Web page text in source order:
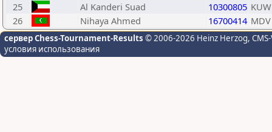
25
Al Kanderi Suad 10300805 KUW
26
Nihaya Ahmed 16700414 MDV
сервер Chess-Tournament-Results © 2006-2026 Heinz Herzog,
условия использования